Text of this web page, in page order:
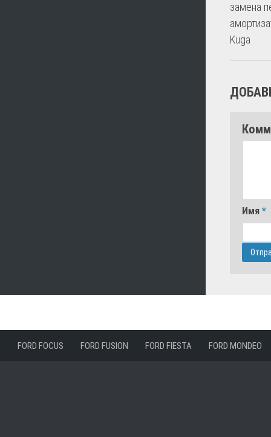
замена
Kuga
Имя *
FORD FOCUS FORD FUSION FORD FIESTA FORD MONDEO